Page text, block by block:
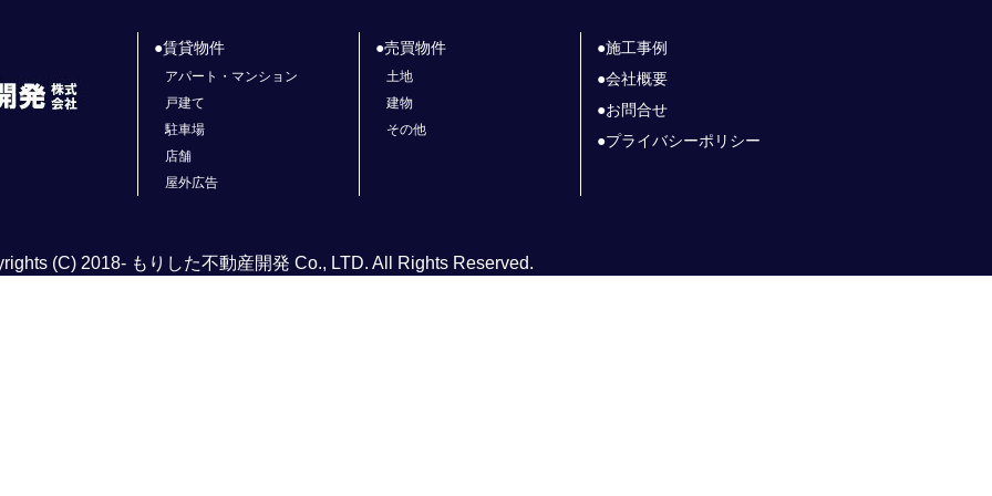
賃貸物件
アパート・マンション
戸建て
駐車場
店舗
屋外広告
売買物件
土地
建物
その他
施工事例
会社概要
お問合せ
プライバシーポリシー
(C) 2018- もりした不動産開発 Co., LTD. All Rights Reserved.